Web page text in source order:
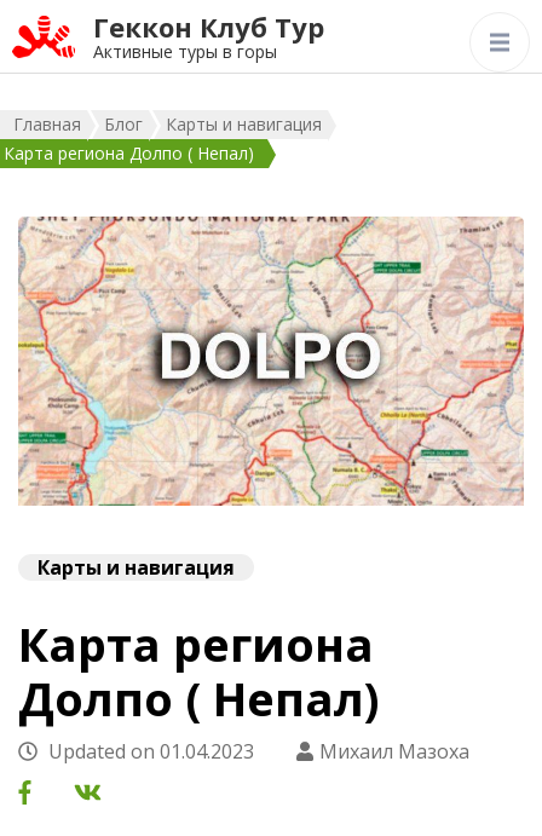
Геккон Клуб Тур
Активные туры в горы
Главная Блог
Карты и навигация
Карта региона Долпо ( Непал)
Карты и навигация
Карта региона
Долпо ( Непал)
Updated on 01.04.2023 Михаил Мазоха